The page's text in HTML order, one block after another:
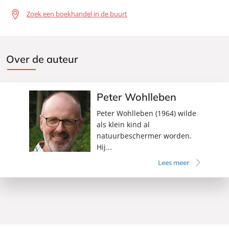
Zoek een boekhandel in de buurt
Over de auteur
Peter Wohlleben
Peter Wohlleben (1964) wilde
als klein kind al
natuurbeschermer worden.
Hij...
Lees meer